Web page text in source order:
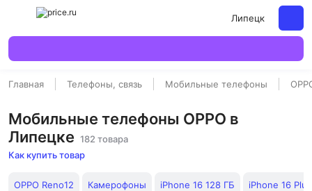
Липецк
Главная Телефоны, связь Мобильные телефоны
Мобильные телефоны OPPO в
Липецке 182 товара
Как купить товар
OPPO Reno12 Камерофоны iPhone 16 128 ГБ iPhone 16